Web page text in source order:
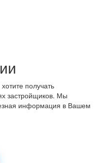
получать
застройщиков. Мы
информация в Вашем